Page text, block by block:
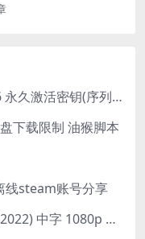
VMware Workstation Pro 16 永久激活密钥(序列号)
下载限制 油猴脚本
线steam账号分享
史前星球 Prehistoric Planet (2022) 中字 1080p 高清 阿里云盘 2022.5.27已更新全集